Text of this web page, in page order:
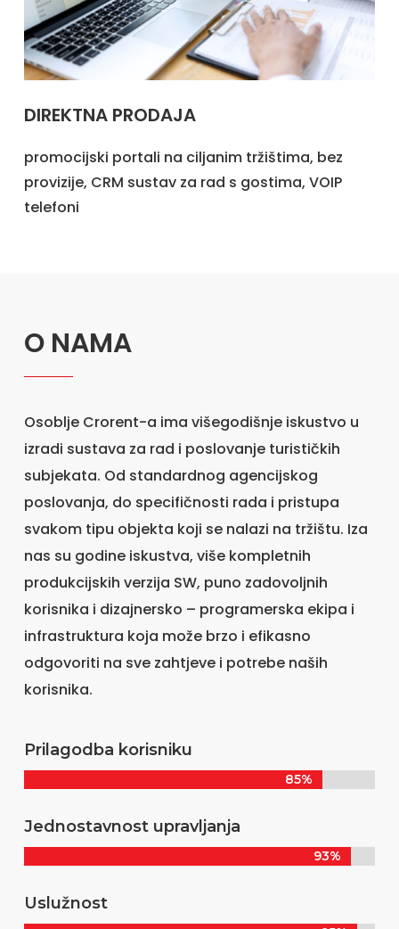
DIREKTNA PRODAJA
promocijski portali na ciljanim tržištima, bez
provizije, CRM sustav za rad s gostima, VOIP
telefoni
O NAMA
Osoblje Crorent-a ima višegodišnje iskustvo u
izradi sustava za rad i poslovanje turističkih
subjekata. Od standardnog agencijskog
poslovanja, do specifičnosti rada i pristupa
svakom tipu objekta koji se nalazi na tržištu. Iza
nas su godine iskustva, više kompletnih
produkcijskih verzija SW, puno zadovoljnih
korisnika i dizajnersko – programerska ekipa i
infrastruktura koja može brzo i efikasno
odgovoriti na sve zahtjeve i potrebe naših
korisnika.
Prilagodba korisniku
85%
85%
Jednostavnost upravljanja
93%
93%
Uslužnost